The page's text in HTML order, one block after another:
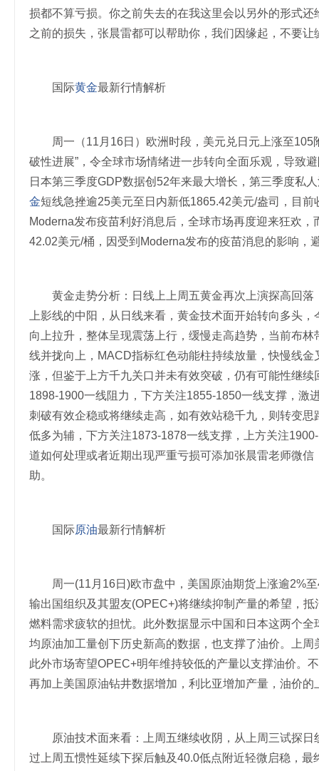
损都不算亏损。你之前失去的在我这里会以另外的形式
之前的损失，张晨雷都可以帮助你，我们因缘起，不要让
国际黄金最新行情解析
周一（11月16日）欧洲时段，美元兑日元上涨至105
破性进展”，令全球市场情绪进一步转向全面乐观，导致
日本第三季度GDP数据创52年来最大增长，第三季度私
金短线急挫逾25美元至日内新低1865.42美元/盎司，目
Moderna发布疫苗利好消息后，全球市场再度迎来狂欢
42.02美元/桶，因受到Moderna发布的疫苗消息的影响，
黄金走势分析：日线上上周五黄金再次上演探高回落
上影线的中阳，从日线来看，黄金技术面开始转向多头
向上拉升，整体呈现震荡上行，缓慢走高趋势，当前布
线并拢向上，MACD指标红色动能柱持续放量，快慢线
涨，但鉴于上方千九关口并未有效突破，仍有可能性继
1898-1900一线阻力，下方关注1855-1850一线支撑，激
刺破有效企稳或将继续走高，如有效站稳千九，则转变
低多为辅，下方关注1873-1878一线支撑，上方关注
道如何处理或者近期出现严重亏损可添加张晨雷老师微
助。
国际原油最新行情解析
周一(11月16日)欧市盘中，美国原油期货上涨逾2%至
输出国组织及其盟友(OPEC+)将继续抑制产量的希望，
燃料需求疲软的担忧。此外数据显示中国和日本这两个
均原油加工量创下历史新高的数据，也支撑了油价。上
此外市场寄望OPEC+明年维持较低的产量以支撑油价。
再加上美国原油钻井数据增加，利比亚增加产量，油价的
原油技术面来看：上周五继续收阴，从上周三试探日
过上周五惯性延续下探后触及40.0低点附近轻微启稳，